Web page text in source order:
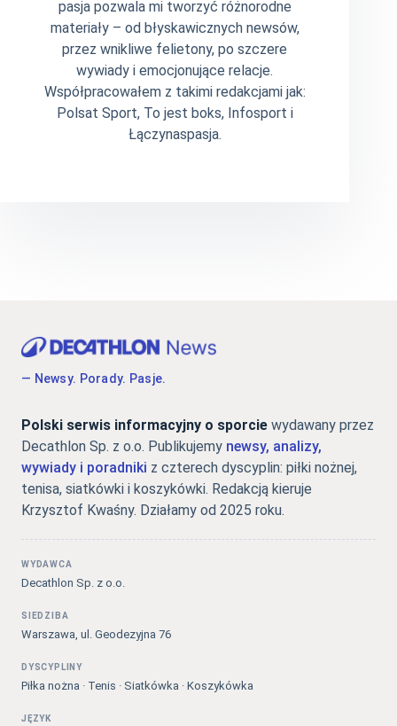
pasja pozwala mi tworzyć różnorodne
materiały – od błyskawicznych newsów,
przez wnikliwe felietony, po szczere
wywiady i emocjonujące relacje.
Współpracowałem z takimi redakcjami jak:
Polsat Sport, To jest boks, Infosport i
Łączynaspasja.
— Newsy. Porady. Pasje.
Polski serwis informacyjny o sporcie wydawany przez
Decathlon Sp. z o.o. Publikujemy newsy, analizy,
wywiady i poradniki z czterech dyscyplin: piłki nożnej,
tenisa, siatkówki i koszykówki. Redakcją kieruje
Krzysztof Kwaśny. Działamy od 2025 roku.
WYDAWCA
Decathlon Sp. z o.o.
SIEDZIBA
Warszawa, ul. Geodezyjna 76
DYSCYPLINY
Piłka nożna · Tenis · Siatkówka · Koszykówka
JĘZYK